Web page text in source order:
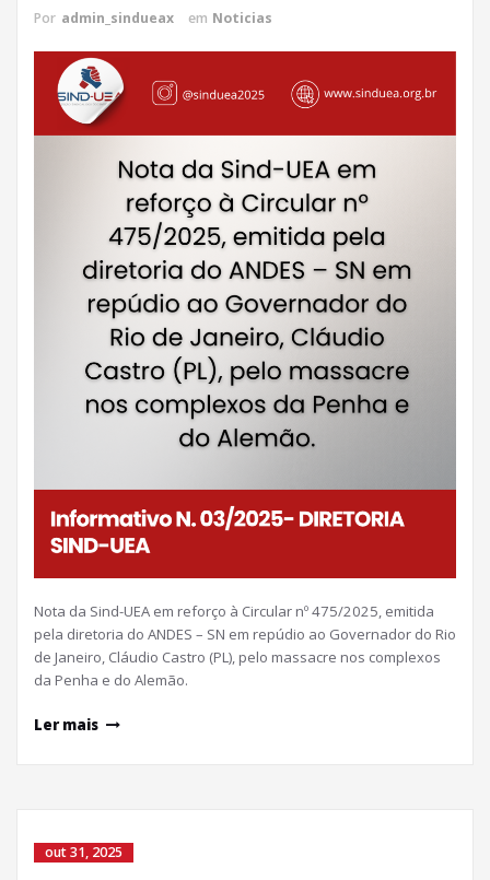
Por admin_sindueax em Noticias
Nota da Sind-UEA em reforço à Circular nº 475/2025, emitida
pela diretoria do ANDES – SN em repúdio ao Governador do Rio
de Janeiro, Cláudio Castro (PL), pelo massacre nos complexos
da Penha e do Alemão.
Ler mais
out 31, 2025